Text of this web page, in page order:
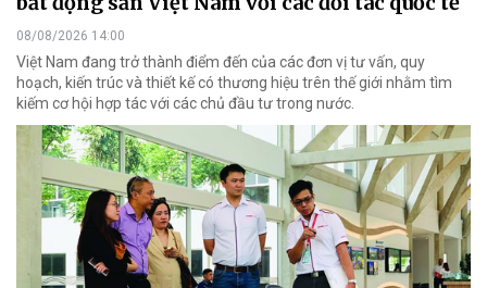
08/08/2026 14:00
Việt Nam đang trở thành điểm đến của các đơn vị tư vấn, quy
hoạch, kiến trúc và thiết kế có thương hiệu trên thế giới nhằm tìm
kiếm cơ hội hợp tác với các chủ đầu tư trong nước.